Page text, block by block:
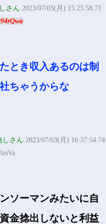
さん 2023/07/03(月) 15:25:58.71
とき収入あるのは制
ちゃうからな
しさん 2023/07/03(月) 16:37:54.74
ソーマンみたいに自
金捻出しないと利益